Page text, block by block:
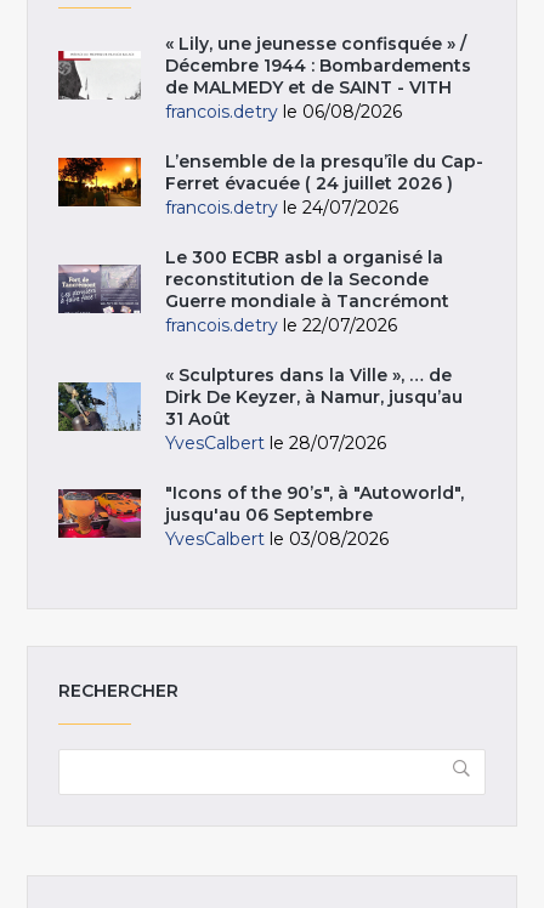
« Lily, une jeunesse confisquée » /
Décembre 1944 : Bombardements
de MALMEDY et de SAINT - VITH
francois.detry le 06/08/2026
L’ensemble de la presqu’île du Cap-
Ferret évacuée ( 24 juillet 2026 )
francois.detry le 24/07/2026
Le 300 ECBR asbl a organisé la
reconstitution de la Seconde
Guerre mondiale à Tancrémont
francois.detry le 22/07/2026
« Sculptures dans la Ville », … de
Dirk De Keyzer, à Namur, jusqu’au
31 Août
YvesCalbert le 28/07/2026
"Icons of the 90’s", à "Autoworld",
jusqu'au 06 Septembre
YvesCalbert le 03/08/2026
RECHERCHER